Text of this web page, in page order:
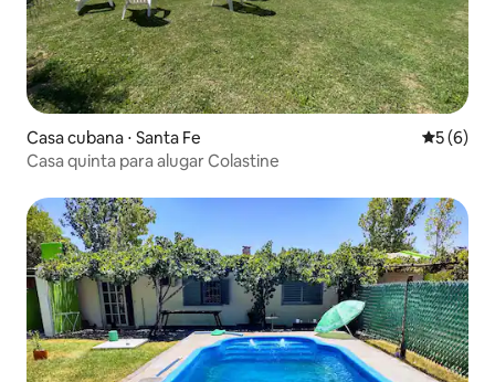
Casa cubana ⋅ Santa Fe 5 de
5 (6)
Casa quinta para alugar Colastine